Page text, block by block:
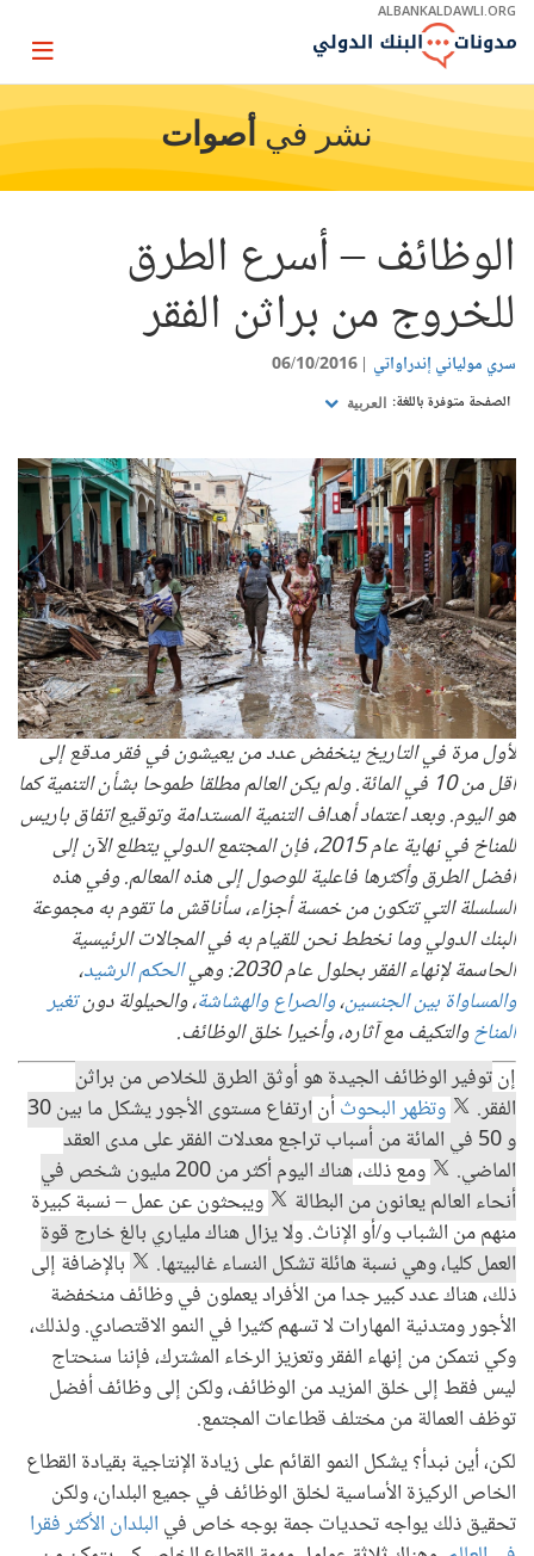
Skip
Main
ALBANKALDAWLI.ORG
Page
نشر في أصوات
الوظائف – أسرع الطرق
للخروج من براثن الفقر
سري مولياني إندراواتي 06/10/2016
الصفحة متوفرة باللغة: العربية
لأول مرة في التاريخ ينخفض عدد من يعيشون في فقر مدقع إلى
أقل من 10 في المائة. ولم يكن العالم مطلقا طموحا بشأن التنمية كما
هو اليوم. وبعد اعتماد أهداف التنمية المستدامة وتوقيع اتفاق باريس
للمناخ في نهاية عام 2015، فإن المجتمع الدولي يتطلع الآن إلى
أفضل الطرق وأكثرها فاعلية للوصول إلى هذه المعالم. وفي هذه
السلسلة التي تتكون من خمسة أجزاء، سأناقش ما تقوم به مجموعة
البنك الدولي وما نخطط نحن للقيام به في المجالات الرئيسية
الحاسمة لإنهاء الفقر بحلول عام 2030: وهي
الحكم الرشيد،
والمساواة بين الجنسين،والصراع والهشاشة، والحيلولة دونتغير
المناخوالتكيف مع آثاره، وأخيرا خلق الوظائف.
إنتوفير الوظائف الجيدة هو أوثق الطرق للخلاص من براثن
الفقر.
وتظهر البحوث أن
ارتفاع مستوى الأجور يشكل ما بين 30
و 50 في المائة من أسباب تراجع معدلات الفقر على مدى العقد
الماضي.
ومع ذلك،
هناك اليوم أكثر من 200 مليون شخص في
أنحاء العالم يعانون من البطالة
ويبحثون عن عمل – نسبة كبيرة
منهم من الشباب و/أو الإناث. ولا يزال هناك ملياري بالغ خارج قوة
العمل كليا، وهي نسبة هائلة تشكل النساء غالبيتها.
بالإضافة إلى
ذلك، هناك عدد كبير جدا من الأفراد يعملون في وظائف منخفضة
الأجور ومتدنية المهارات لا تسهم كثيرا في النمو الاقتصادي. ولذلك،
وكي نتمكن من إنهاء الفقر وتعزيز الرخاء المشترك، فإننا سنحتاج
ليس فقط إلى خلق المزيد من الوظائف، ولكن إلى وظائف أفضل
توظف العمالة من مختلف قطاعات المجتمع.
لكن، أين نبدأ؟ يشكل النمو القائم على زيادة الإنتاجية بقيادة القطاع
الخاص الركيزة الأساسية لخلق الوظائف في جميع البلدان، ولكن
تحقيق ذلك يواجه تحديات جمة بوجه خاص في البلدان الأكثر فقرا